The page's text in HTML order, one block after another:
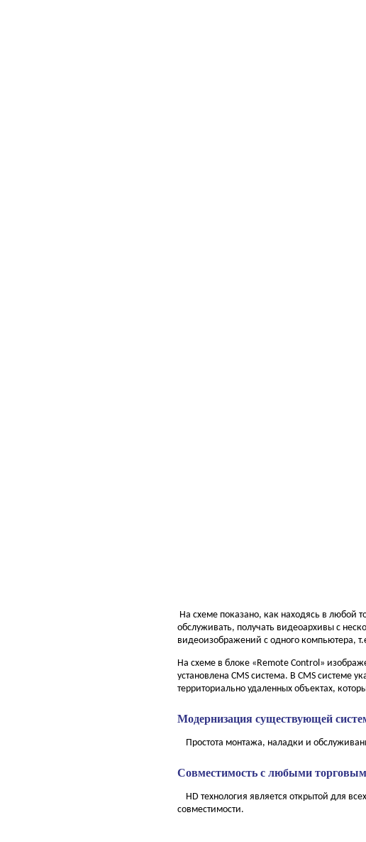
На схеме показано, как находясь в любой
обслуживать, получать видеоархивы с
видеоизображений с одного компьютера,
На схеме в блоке «Remote Control»
установлена CMS система. В CMS системе
территориально удаленных объектах,
Модернизация существующей
Простота монтажа, наладки и
Совместимость с любыми
HD технология является открытой для
совместимости.